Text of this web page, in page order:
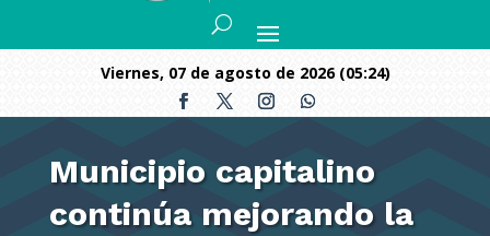
viernes, 07 de agosto de 2026 (05:24)
Municipio capitalino
continúa mejorando la